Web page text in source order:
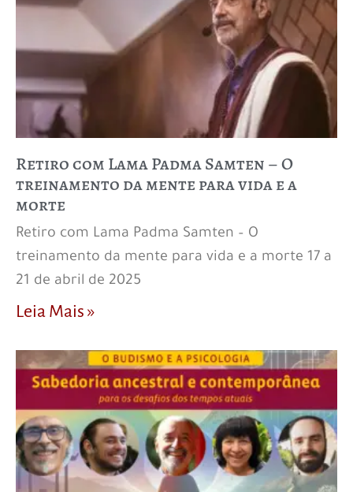
Retiro com Lama Padma Samten – O
treinamento da mente para vida e a
morte
Retiro com Lama Padma Samten – O
treinamento da mente para vida e a morte 17 a
21 de abril de 2025
Leia Mais »